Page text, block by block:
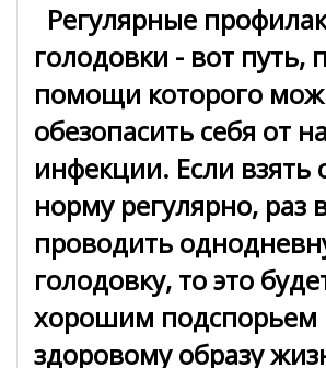
Регулярные
голодовки - вот путь,
помощи которого
обезопасить себя от
инфекции. Если взять
норму регулярно, раз
проводить
голодовку, то это
хорошим подспорьем
здоровому образу